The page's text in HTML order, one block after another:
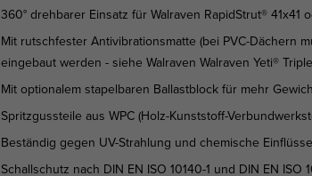
360° drehbarer Einsatz für Walraven RapidStrut® 41x41
Mit rutschfester Antivibrationsmatte (bei PVC-Dächern
eingebaut werden - siehe Walraven Walraven Yeti®
Mit optionalem stapelbaren Ballastblock für mehr
Spritzgussteile aus WPC (Holz-Kunststoff-
Beständig gegen UV-Strahlung und chemische Einflüsse
Schallschutz nach DIN EN ISO 10140-1 und DIN EN